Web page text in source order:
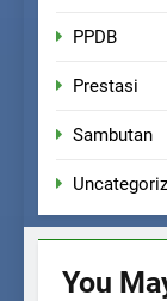
PPDB
Prestasi
Sambutan
You